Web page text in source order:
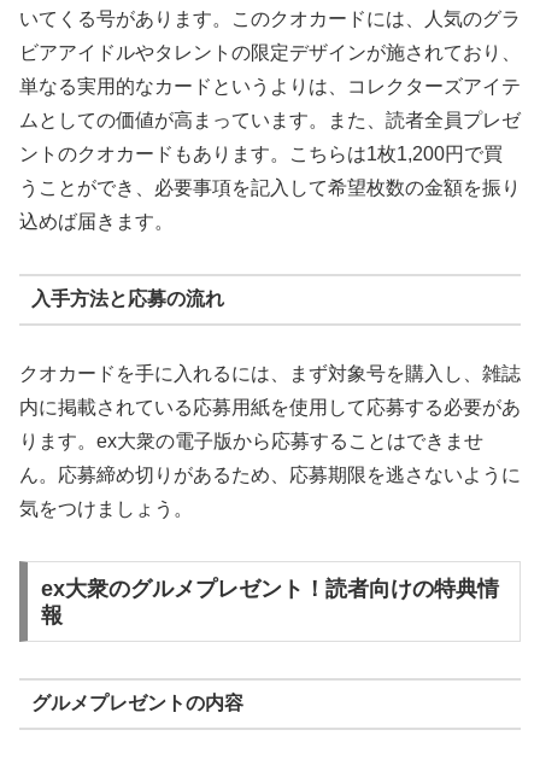
いてくる号があります。このクオカードには、人気のグラ
ビアアイドルやタレントの限定デザインが施されており、
単なる実用的なカードというよりは、コレクターズアイテ
ムとしての価値が高まっています。また、読者全員プレゼ
ントのクオカードもあります。こちらは1枚1,200円で買
うことができ、必要事項を記入して希望枚数の金額を振り
込めば届きます。
入手方法と応募の流れ
クオカードを手に入れるには、まず対象号を購入し、雑誌
内に掲載されている応募用紙を使用して応募する必要があ
ります。ex大衆の電子版から応募することはできませ
ん。応募締め切りがあるため、応募期限を逃さないように
気をつけましょう。
ex大衆のグルメプレゼント！読者向けの特典情
報
グルメプレゼントの内容